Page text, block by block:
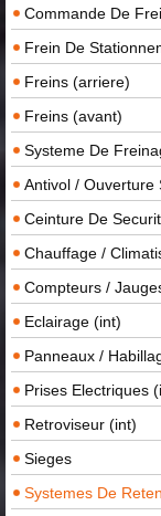
Commande De
Frein De
Freins (arriere)
Freins (avant)
Systeme De
Antivol / Ouverture
Ceinture De
Chauffage /
Compteurs /
Eclairage (int)
Panneaux /
Prises Electriques
Retroviseur (int)
Sieges
Systemes De